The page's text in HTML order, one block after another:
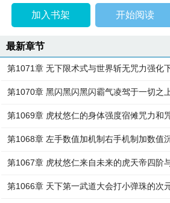
更新时间：
加入书架 开始阅读
最新章节
第1071章 无下限术式与世界斩无咒力强化
第1070章 黑闪黑闪黑闪霸气凌驾于一切之
第1069章 虎杖悠仁的身体强度宿傩咒力和
第1068章 左手数值加机制右手机制加数值
第1067章 虎杖悠仁来自未来的虎天帝四阶
第1066章 天下第一武道大会打小弹珠的次